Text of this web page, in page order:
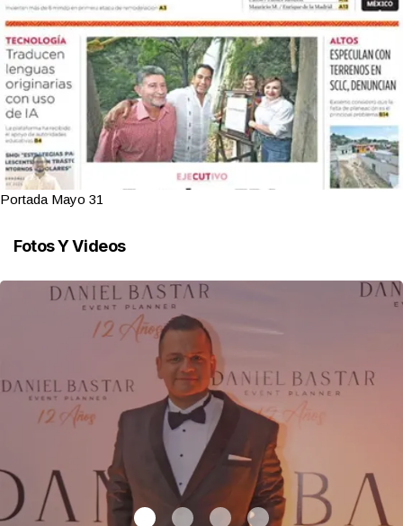
Portada Mayo 31
Fotos Y Videos